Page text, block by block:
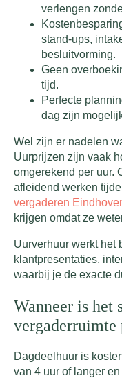
verlengen
stand-ups,
besluitvorming.
Geen
tijd.
Perfecte
dag zijn
Wel zijn er nadelen
Uurprijzen zijn vaak
omgerekend per uur.
afleidend werken
vergaderen
krijgen omdat ze
Uurverhuur werkt het
klantpresentaties,
waarbij je de exacte
Wanneer is het
vergaderruimte
Dagdeelhuur is
van 4 uur of langer